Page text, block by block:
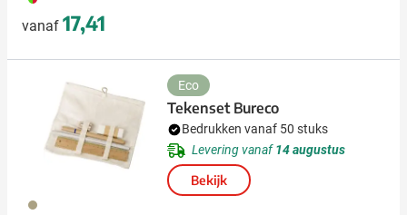
vanaf 17,41
013
Eco
Tekenset Bureco
Bedrukken vanaf 50 stuks
Levering vanaf14 augustus
Bekijk